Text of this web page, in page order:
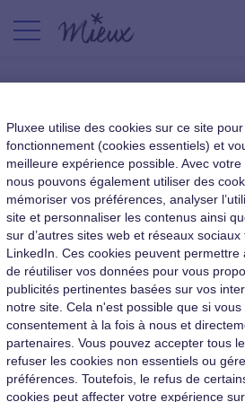
Perte de sens au
cache-t-elle et
remédier ?
Qualité de vie au travail|17
Pluxee utilise des cookies sur ce site
fonctionnement (cookies essentiels) et
meilleure expérience possible. Avec votre
nous pouvons également utiliser des
mémoriser vos préférences, analyser
site et personnaliser les contenus ainsi
sur d’autres sites web et réseaux
LinkedIn. Ces cookies peuvent permettre
de réutiliser vos données pour vous
publicités pertinentes basées sur vos
notre site. Cela n'est possible que si
consentement à la fois à nous et
partenaires. Vous pouvez accepter tous
refuser les cookies non essentiels ou
préférences. Toutefois, le refus de
cookies peut affecter votre expérience